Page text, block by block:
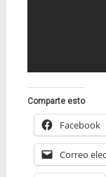
Comparte esto
Facebook
Correo